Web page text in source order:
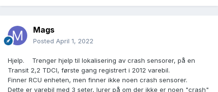
Mags
Posted April 1, 2022
Hjelp. Trenger hjelp til lokalisering av crash sensorer, på en
Transit 2,2 TDCI, første gang registrert i 2012 varebil.
Finner RCU enheten, men finner ikke noen crash sensorer.
Dette er varebil med 3 seter, lurer på om der ikke er noen "crash"